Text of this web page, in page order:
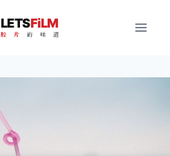
LETSFiLM
胶 片 的 味 道